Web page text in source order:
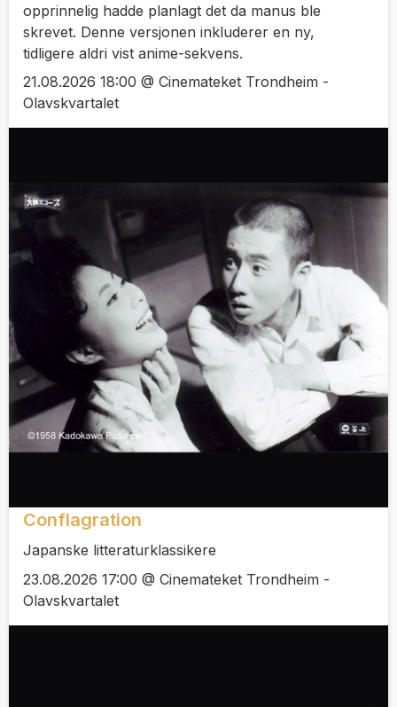
opprinnelig hadde planlagt det da manus ble
skrevet. Denne versjonen inkluderer en ny,
tidligere aldri vist anime-sekvens.
21.08.2026 18:00 @ Cinemateket Trondheim -
Olavskvartalet
Conflagration
Japanske litteraturklassikere
23.08.2026 17:00 @ Cinemateket Trondheim -
Olavskvartalet